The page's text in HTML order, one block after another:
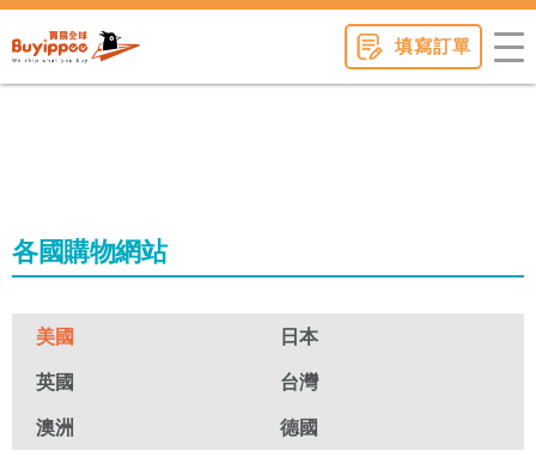
填寫訂單
各國購物網站
美國 日本
英國 台灣
澳洲 德國